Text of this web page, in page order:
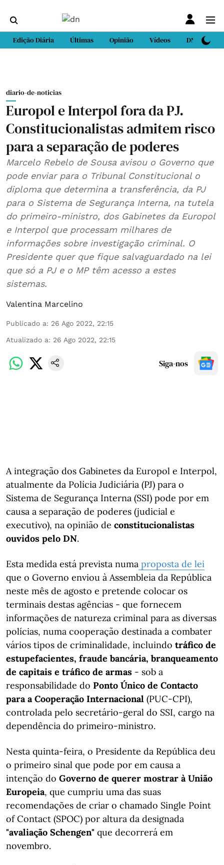
Edição Diária Últimas Opinião Vídeos DN Sport
diario-de-noticias
Europol e Interpol fora da PJ.
Constitucionalistas admitem risco
para a separação de poderes
Marcelo Rebelo de Sousa avisou o Governo que
pode enviar para o Tribunal Constitucional o
diploma que determina a transferência, da PJ
para o Sistema de Segurança Interna, na tutela
do primeiro-ministro, dos Gabinetes da Europol
e Interpol que processam milhares de
informações sobre investigação criminal. O
Presidente quer que fique salvaguardado na lei
que só a PJ e o MP têm acesso a estes
sistemas.
Valentina Marcelino
Publicado a: 26 Ago 2022, 22:15
Atualizado a: 26 Ago 2022, 22:15
Siga-nos
A integração dos Gabinetes da Europol e Interpol,
atualmente da Polícia Judiciária (PJ) para o
Sistema de Segurança Interna (SSI) pode por em
causa a separação de poderes (judicial e
executivo), na opinião de constitucionalistas
ouvidos pelo DN.
Esta medida está prevista numa proposta de lei
que o Governo enviou à Assembleia da República
neste mês de agosto e pretende colocar os
terminais destas agências - que fornecem
informações de natureza criminal para as diversas
polícias, numa cooperação destinada a combater
vários tipos de criminalidade, incluindo tráfico de
estupefacientes, fraude bancária, branqueamento
de capitais e tráfico de armas - sob a
responsabilidade do Ponto Único de Contacto
para a Cooperação Internacional (PUC-CPI),
controlada pelo secretário-geral do SSI, cargo na
dependência do primeiro-ministro.
Nesta quinta-feira, o Presidente da República deu
o primeiro sinal que pode por em causa a
intenção do Governo de querer mostrar à União
Europeia, que cumpriu uma das suas
recomendações de criar o chamado Single Point
of Contact (SPOC) por altura da designada
"avaliação Schengen" que decorrerá em
novembro.